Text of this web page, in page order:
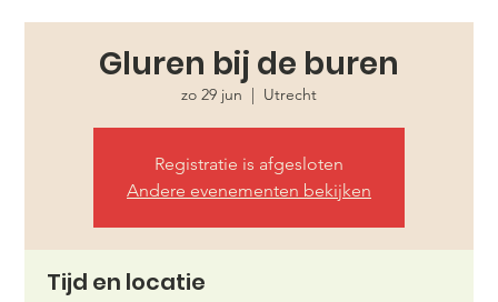
Gluren bij de buren
zo 29 jun
  |
Utrecht
Registratie is afgesloten
Andere evenementen bekijken
Tijd en locatie